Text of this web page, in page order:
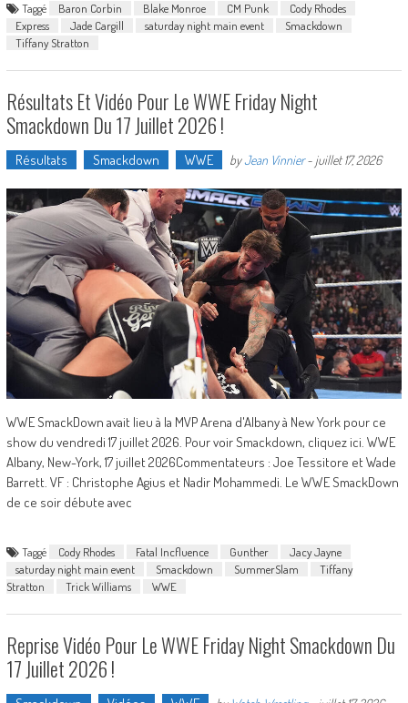
Taggé Baron Corbin Blake Monroe CM Punk
Cody Rhodes
Express
Jade Cargill saturday night main event
Smackdown
Tiffany Stratton
Résultats Et Vidéo Pour Le WWE Friday Night
Smackdown Du 17 Juillet 2026 !
Résultats Smackdown WWE byJean Vinnier- juillet 17, 2026
WWE SmackDown avait lieu à la MVP Arena d'Albany à New York pour ce
show du vendredi 17 juillet 2026. Pour voir Smackdown, cliquez ici. WWE
Albany, New-York, 17 juillet 2026Commentateurs : Joe Tessitore et Wade
Barrett. VF : Christophe Agius et Nadir Mohammedi. Le WWE SmackDown
de ce soir débute avec
Taggé Cody Rhodes Fatal Incfluence Gunther
Jacy Jayne
saturday night main event
Smackdown SummerSlam
Tiffany
Stratton
Trick Williams WWE
Reprise Vidéo Pour Le WWE Friday Night Smackdown Du
17 Juillet 2026 !